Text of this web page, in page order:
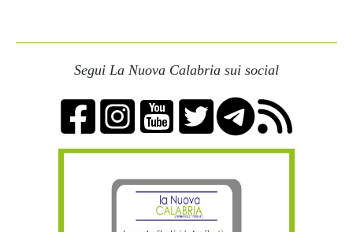
Segui La Nuova Calabria sui social